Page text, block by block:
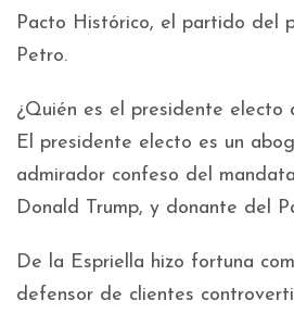
Pacto Histórico, el partido del
Petro.
¿Quién es el presidente electo
El presidente electo es un
admirador confeso del
Donald Trump, y donante del
De la Espriella hizo fortuna
defensor de clientes